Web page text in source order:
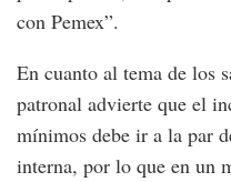
con Pemex”.
En cuanto al tema de los
patronal advierte que el
mínimos debe ir a la par
interna, por lo que en un